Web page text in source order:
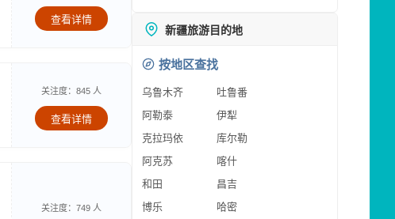
查看详情
关注度：845 人
查看详情
关注度：749 人
新疆旅游目的地
按地区查找
乌鲁木齐
吐鲁番
阿勒泰
伊犁
克拉玛依
库尔勒
阿克苏
喀什
和田
昌吉
博乐
哈密